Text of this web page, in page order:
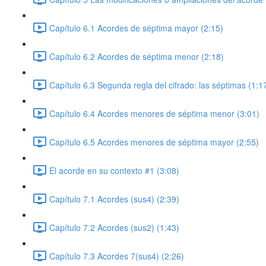
Capítulo 6.1 Acordes de séptima mayor (2:15)
Capítulo 6.2 Acordes de séptima menor (2:18)
Capítulo 6.3 Segunda regla del cifrado: las séptimas
Capítulo 6.4 Acordes menores de séptima menor (3:01)
Capítulo 6.5 Acordes menores de séptima mayor (2:55)
El acorde en su contexto #1 (3:08)
Capítulo 7.1 Acordes (sus4) (2:39)
Capítulo 7.2 Acordes (sus2) (1:43)
Capítulo 7.3 Acordes 7(sus4) (2:26)